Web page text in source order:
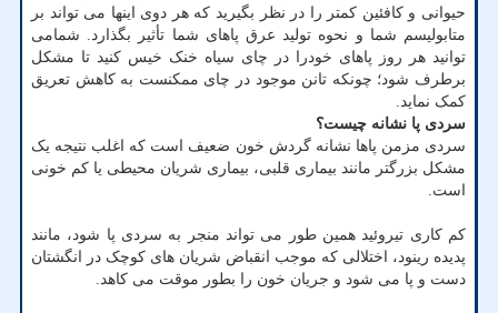
حیوانی و کافئین کمتر را در نظر بگیرید که هر دوی اینها می تواند بر
متابولیسم شما و نحوه تولید عرق پاهای شما تأثیر بگذارد. شمامی
توانید هر روز پاهای خودرا در چای سیاه خنک خیس کنید تا مشکل
برطرف شود؛ چونکه تانن موجود در چای ممکنست به کاهش تعریق
کمک نماید.
سردی پا نشانه چیست؟
سردی مزمن پاها نشانه گردش خون ضعیف است که اغلب نتیجه یک
مشکل بزرگتر مانند بیماری قلبی، بیماری شریان محیطی یا کم خونی
است.
کم کاری تیروئید همین طور می تواند منجر به سردی پا شود، مانند
پدیده رینود، اختلالی که موجب انقباض شریان های کوچک در انگشتان
دست و پا می شود و جریان خون را بطور موقت می کاهد.